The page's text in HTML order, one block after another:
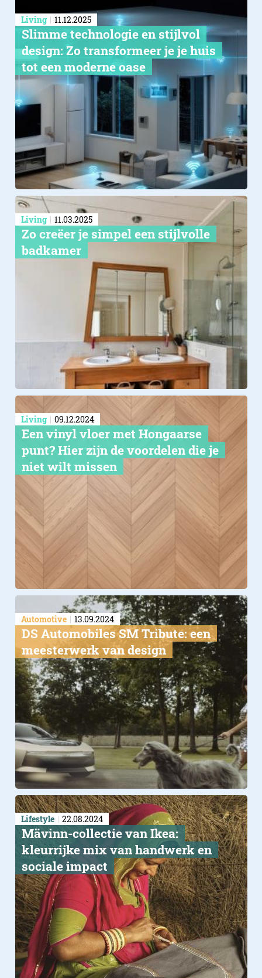
Living 11.12.2025
Slimme technologie en stijlvol
design: Zo transformeer je je huis
tot een moderne oase
Living 11.03.2025
Zo creëer je simpel een stijlvolle
badkamer
Living 09.12.2024
Een vinyl vloer met Hongaarse
punt? Hier zijn de voordelen die je
niet wilt missen
Automotive 13.09.2024
DS Automobiles SM Tribute: een
meesterwerk van design
Lifestyle 22.08.2024
Mävinn-collectie van Ikea:
kleurrijke mix van handwerk en
sociale impact